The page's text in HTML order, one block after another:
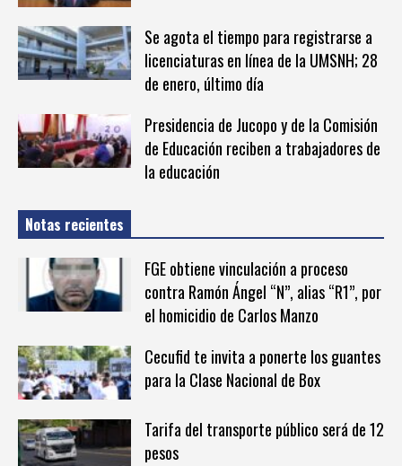
Se agota el tiempo para registrarse a
licenciaturas en línea de la UMSNH; 28
de enero, último día
Presidencia de Jucopo y de la Comisión
de Educación reciben a trabajadores de
la educación
Notas recientes
FGE obtiene vinculación a proceso
contra Ramón Ángel “N”, alias “R1”, por
el homicidio de Carlos Manzo
Cecufid te invita a ponerte los guantes
para la Clase Nacional de Box
Tarifa del transporte público será de 12
pesos